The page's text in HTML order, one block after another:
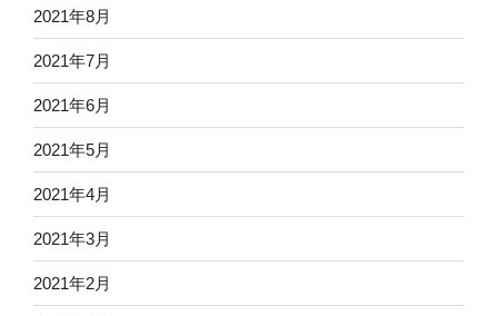
2021年8月
2021年7月
2021年6月
2021年5月
2021年4月
2021年3月
2021年2月